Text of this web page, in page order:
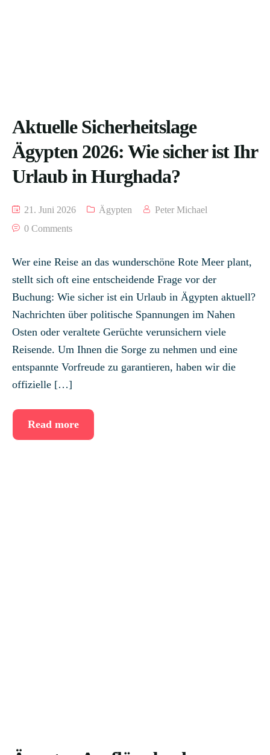
Aktuelle Sicherheitslage
Ägypten 2026: Wie sicher ist Ihr
Urlaub in Hurghada?
21. Juni 2026 Ägypten
Peter Michael
0 Comments
Wer eine Reise an das wunderschöne Rote Meer plant,
stellt sich oft eine entscheidende Frage vor der
Buchung: Wie sicher ist ein Urlaub in Ägypten aktuell?
Nachrichten über politische Spannungen im Nahen
Osten oder veraltete Gerüchte verunsichern viele
Reisende. Um Ihnen die Sorge zu nehmen und eine
entspannte Vorfreude zu garantieren, haben wir die
offizielle […]
Read more